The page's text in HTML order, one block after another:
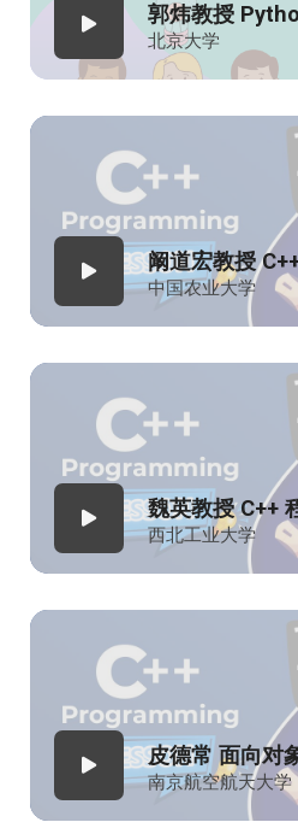
郭炜教授
北京大学
阚道宏教授
中国农业大学
魏英教授 C++
西北工业大学
皮德常 面向对
南京航空航天大学